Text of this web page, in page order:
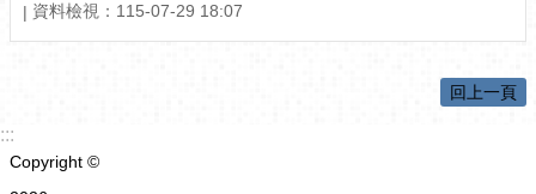
資料檢視： 115-07-29 18:07
回上一頁
:::
Copyright ©